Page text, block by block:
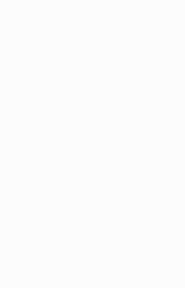
বিপক্ষে টেস্ট সিরিজ ৫৪